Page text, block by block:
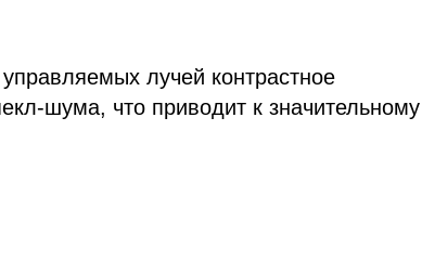
лучей контрастное
шума, что приводит к значительному